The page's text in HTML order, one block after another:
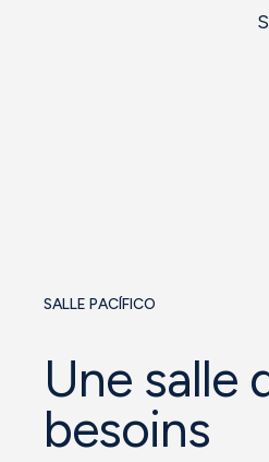
SALLE PACÍFICO
Une salle
besoins